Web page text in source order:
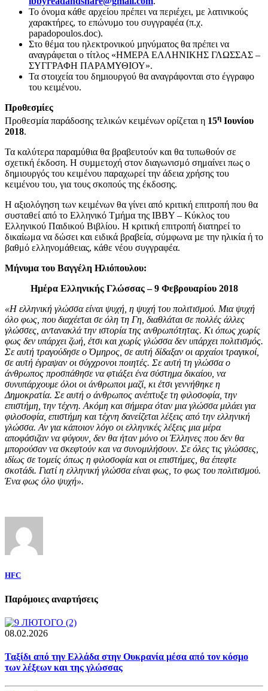
Το όνομα κάθε αρχείου πρέπει να περιέχει, µε λατινικούς
χαρακτήρες, το επώνυµο του συγγραφέα (π.χ.
papadopoulos.doc).
Στο θέµα του ηλεκτρονικού µηνύµατος θα πρέπει να
αναγράφεται ο τίτλος «ΗΜΕΡΑ ΕΛΛΗΝΙΚΗΣ ΓΛΩΣΣΑΣ –
ΣΥΓΓΡΑΦΗ ΠΑΡΑΜΥΘΙΟΥ».
Τα στοιχεία του δηµιουργού θα αναγράφονται στο έγγραφο
του κειµένου.
Προθεσµίες
Προθεσµία παράδοσης τελικών κειµένων ορίζεται η 15η Ιουνίου
2018.
Τα καλύτερα παραµύθια θα βραβευτούν και θα τυπωθούν σε
σχετική έκδοση. Η συµμετοχή στον διαγωνισμό σημαίνει πως ο
δημιουργός του κειμένου παραχωρεί την άδεια χρήσης του
κειµένου του, για τους σκοπούς της έκδοσης.
Η αξιολόγηση των κειµένων θα γίνει από κριτική επιτροπή που θα
συσταθεί από το Ελληνικό Τµήµα της IBBY – Κύκλος του
Ελληνικού Παιδικού Βιβλίου. Η κριτική επιτροπή διατηρεί το
δικαίωμα να δώσει και ειδικά βραβεία, σύµφωνα µε την ηλικία ή το
βαθμό ελληνομάθειας, κάθε νέου συγγραφέα.
Μήνυμα του Βαγγέλη Ηλιόπουλου:
Ημέρα Ελληνικής Γλώσσας – 9 Φεβρουαρίου 2018
«Η ελληνική γλώσσα είναι ψυχή, η ψυχή του πολιτισμού. Μια ψυχή
όλο φως, που διαχέεται σε όλη τη Γη, διαθλάται σε πολλές άλλες
γλώσσες, αντανακλά την ιστορία της ανθρωπότητας. Κι όπως χωρίς
φως δεν υπάρχει ζωή, έτσι και χωρίς γλώσσα δεν υπάρχει πολιτισμός.
Σε αυτή τραγούδησε ο Όμηρος, σε αυτή δίδαξαν οι αρχαίοι τραγικοί,
σε αυτή έγραψαν οι σύγχρονοι ποιητές. Σε αυτή τη γλώσσα ο
άνθρωπος προσπάθησε να φτιάξει ένα σύστημα δικαίου, να
συνυπάρχουμε όλοι οι άνθρωποι μαζί, κι έτσι γεννήθηκε η
Δημοκρατία. Σε αυτή ο άνθρωπος ανέπτυξε τη φιλοσοφία, την
επιστήμη, την τέχνη. Ακόμη και σήμερα όταν μια γλώσσα μιλάει για
φιλοσοφία, επιστήμη και τέχνη δανείζεται λέξεις από την ελληνική
γλώσσα. Αν για κάποιον λόγο οι ελληνικές λέξεις μια μέρα
αποφάσιζαν να φύγουν, δεν θα ήταν μόνο οι Έλληνες που δεν θα
μπορούσαν να σκεφτούν και να συνομιλήσουν. Σε όλες τις γλώσσες,
ιδίως σε τομείς όπως η φιλοσοφία και οι επιστήμες, θα έπεφτε
σκοτάδι. Γιατί η ελληνική γλώσσα είναι φως, το φως του πολιτισμού.
Ένα φως όλο ψυχή».
HFC
Παρόμοιες αναρτήσεις
08.02.2026
Ταξίδι από την Ελλάδα στην Ουκρανία μέσα από τον κόσμο
των λέξεων και της γλώσσας